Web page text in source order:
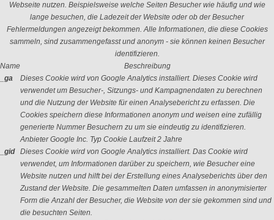
Webseite nutzen. Beispielsweise welche Seiten Besucher wie häufig und wie
lange besuchen, die Ladezeit der Website oder ob der Besucher
Fehlermeldungen angezeigt bekommen. Alle Informationen, die diese Cookies
sammeln, sind zusammengefasst und anonym - sie können keinen Besucher
identifizieren.
Name
Beschreibung
_ga
Dieses Cookie wird von Google Analytics installiert. Dieses Cookie wird
verwendet um Besucher-, Sitzungs- und Kampagnendaten zu berechnen
und die Nutzung der Website für einen Analysebericht zu erfassen. Die
Cookies speichern diese Informationen anonym und weisen eine zufällig
generierte Nummer Besuchern zu um sie eindeutig zu identifizieren.
Anbieter Google Inc. Typ Cookie Laufzeit 2 Jahre
_gid
Dieses Cookie wird von Google Analytics installiert. Das Cookie wird
verwendet, um Informationen darüber zu speichern, wie Besucher eine
Website nutzen und hilft bei der Erstellung eines Analyseberichts über den
Zustand der Website. Die gesammelten Daten umfassen in anonymisierter
Form die Anzahl der Besucher, die Website von der sie gekommen sind und
die besuchten Seiten.